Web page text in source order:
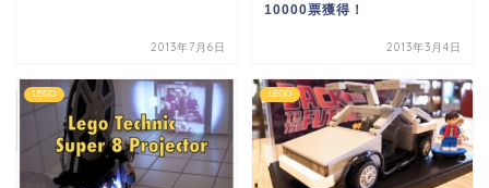
2013年7月6日
10000票獲得！
2013年3月4日
LEGO LEGO